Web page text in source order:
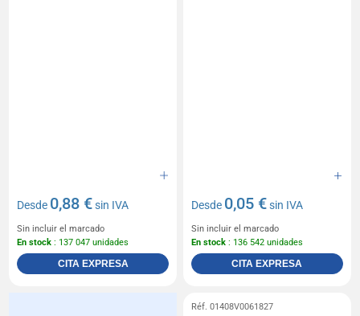
Desde 0,88 €sin IVA
Sin incluir el marcado
En stock : 137 047 unidades
CITA EXPRESA
Desde 0,05 €sin IVA
Sin incluir el marcado
En stock : 136 542 unidades
CITA EXPRESA
Réf. 01408V0061827